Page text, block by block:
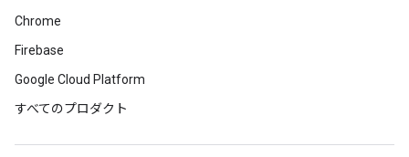
Chrome
Firebase
Google Cloud Platform
すべてのプロダクト